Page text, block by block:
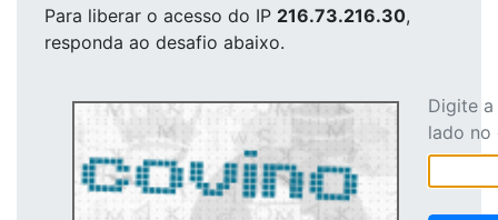
Para liberar o acesso do IP 216.73.216.30,
responda ao desafio abaixo.
Digite
lado no